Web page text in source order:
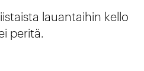
lauantaihin kello
peritä.